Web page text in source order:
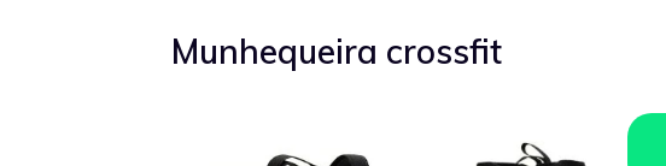
Munhequeira crossfit